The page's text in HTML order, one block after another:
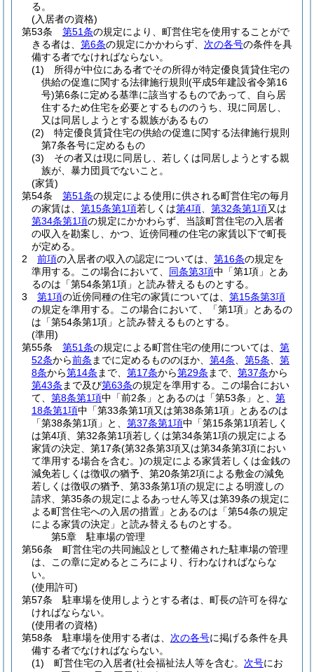
る。
(入居者の資格)
第53条
第51条の規定により、町営住宅を使用することがで
きる者は、 第6条の規定にかかわらず、 次の各号の条件を具
備する者でなければならない。
(1)
所得が中位にある者でその所得が特定優良賃貸住宅の
供給の促進に関する法律施行規則 (平成5年建設省令第16
号)第6条に定める基準に該当するものであって、自ら居
住するため住宅を必要とするもののうち、現に同居し、
又は同居しようとする親族があるもの
(2)
特定優良賃貸住宅の供給の促進に関する法律施行規則
第7条各号に定めるもの
(3)
その者又は現に同居し、若しくは同居しようとする親
族が、暴力団員でないこと。
(家賃)
第54条
第51条の規定による使用に供される町営住宅の毎月
の家賃は、 第15条第1項若しくは第4項 第32条第1項又は
第34条第1項の規定にかかわらず、当該町営住宅の入居者
の収入を勘案し、かつ、近傍同種の住宅の家賃以下で町長
が定める。
2
前項の入居者の収入の認定については、 第16条の規定を
準用する。
この場合において、 同条第3項中「第1項」とあ
るのは「第54条第1項」と読み替えるものとする。
3
第1項の近傍同種の住宅の家賃については、 第15条第3項
の規定を準用する。
この場合において、「第1項」とあるの
は「第54条第1項」と読み替えるものとする。
(準用)
第55条
第51条の規定による町営住宅の使用については、 第
52条から前条 までに定めるもののほか、 第4条 第5条
第
8条から第14条 まで、 第17条から第29条 まで、 第37条から
第43条 まで及び第63条の規定を準用する。
この場合におい
て、 第8条第1項中「前2条」とあるのは「第53条」と、 第
18条第1項中「第33条第1項又は第38条第1項」とあるのは
「第38条第1項」と、 第37条第1項中「第15条第1項若しく
は第4項、第32条第1項若しくは第34条第1項の規定による
家賃の決定、第17条(第32条第3項又は第34条第3項におい
て準用する場合を含む。)の規定による家賃若しくは金銭の
減免若しくは徴収の猶予、第20条第2項による敷金の減免
若しくは徴収の猶予、第33条第1項の規定による明渡しの
請求、第35条の規定によるあっせん等又は第39条の規定に
よる町営住宅への入居の措置」とあるのは「第54条の規定
による家賃の決定」と読み替えるものとする。
第5章
駐車場の管理
第56条
町営住宅の共同施設として整備された駐車場の管理
は、この章に定めるところにより、行わなければならな
い。
(使用許可)
第57条
駐車場を使用しようとする者は、町長の許可を得な
ければならない。
(使用者の資格)
第58条
駐車場を使用する者は、 次の各号に掲げる条件を具
備する者でなければならない。
(1)
町営住宅の入居者(社会福祉法人等を含む。 次号にお